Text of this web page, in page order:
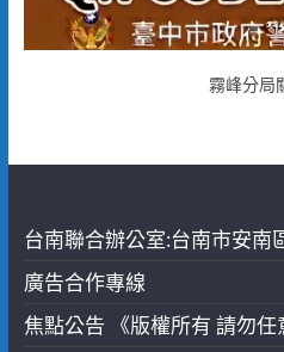
霧峰分局
台南聯合辦公室:台南市安南
廣告合作專線
焦點公告 《版權所有 請勿任